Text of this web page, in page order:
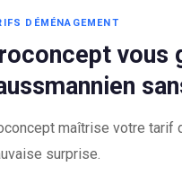
DÉMÉNAGEMENT
vous
maîtrise votre tarif
surprise.